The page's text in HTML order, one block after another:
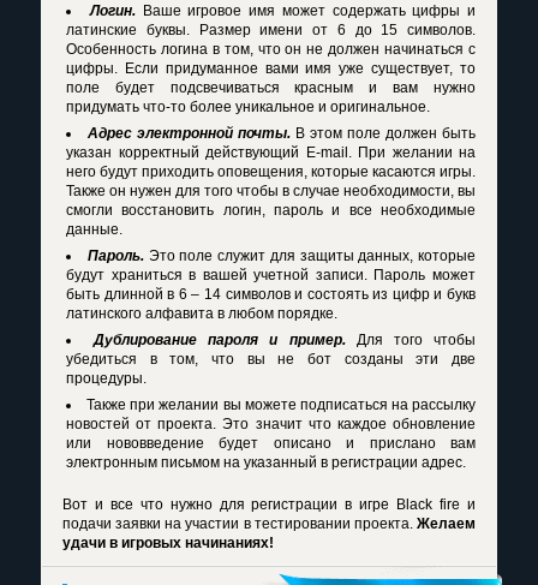
Логин.Ваше игровое имя может содержать цифры и
латинские буквы. Размер имени от 6 до 15 символов.
Особенность логина в том, что он не должен начинаться с
цифры. Если придуманное вами имя уже существует, то
поле будет подсвечиваться красным и вам нужно
придумать что-то более уникальное и оригинальное.
Адрес электронной почты. В этом поле должен быть
указан корректный действующий E-mail. При желании на
него будут приходить оповещения, которые касаются игры.
Также он нужен для того чтобы в случае необходимости, вы
смогли восстановить логин, пароль и все необходимые
данные.
Пароль.Это поле служит для защиты данных, которые
будут храниться в вашей учетной записи. Пароль может
быть длинной в 6 – 14 символов и состоять из цифр и букв
латинского алфавита в любом порядке.
Дублирование пароля и пример.Для того чтобы
убедиться в том, что вы не бот созданы эти две
процедуры.
Также при желании вы можете подписаться на рассылку
новостей от проекта. Это значит что каждое обновление
или нововведение будет описано и прислано вам
электронным письмом на указанный в регистрации адрес.
Вот и все что нужно длярегистрации в игре Black fire и
подачи заявки на участии в тестировании проекта. Желаем
удачи в игровых начинаниях!